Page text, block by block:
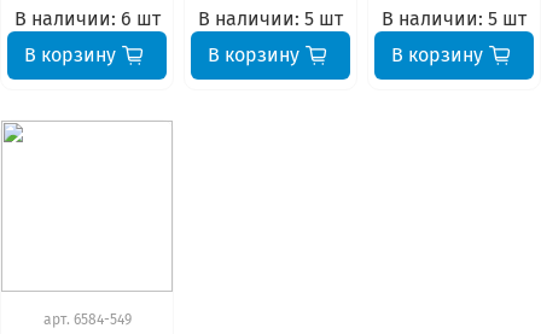
В наличии: 6 шт
В корзину
В наличии: 5 шт
В корзину
В наличии: 5 шт
В корзину
арт. 6584-549